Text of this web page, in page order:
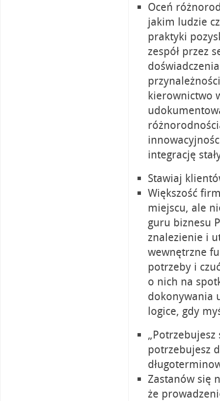
Oceń
jakim ludzie
praktyki
zespół przez
kierownictwo
integrację
Stawiaj
Większość
miejscu, ale
guru biznesu
znalezienie i
wewnętrzne
potrzeby i
o nich na
dokonywania
logice, gdy
potrzebujesz
Zastanów się
że